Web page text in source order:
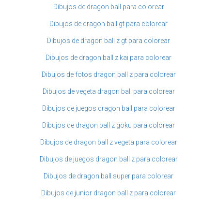
Dibujos de dragon ball para colorear
Dibujos de dragon ball gt para colorear
Dibujos de dragon ball z gt para colorear
Dibujos de dragon ball z kai para colorear
Dibujos de fotos dragon ball z para colorear
Dibujos de vegeta dragon ball para colorear
Dibujos de juegos dragon ball para colorear
Dibujos de dragon ball z goku para colorear
Dibujos de dragon ball z vegeta para colorear
Dibujos de juegos dragon ball z para colorear
Dibujos de dragon ball super para colorear
Dibujos de junior dragon ball z para colorear